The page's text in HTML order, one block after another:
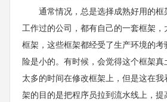
通常情况，总是选择成熟好用的框
工作过的公司，都有自己的一套框架，
框架，这些框架都经受了生产环境的
险是小的。有时候，会觉得这个框架
太多的时间在修改框架上，但是这在
架的目的是把程序员拉到流水线上，提